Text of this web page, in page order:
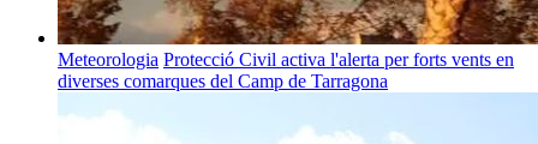
Meteorologia Protecció Civil activa l'alerta per forts vents en
diverses comarques del Camp de Tarragona